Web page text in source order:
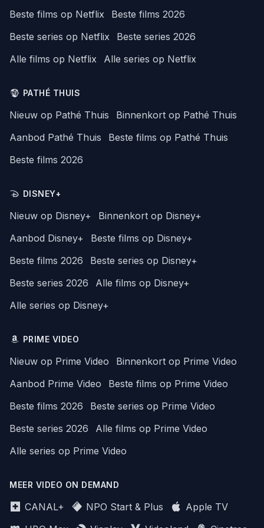
Beste films op Netflix
Beste films 2026
Beste series op Netflix
Beste series 2026
Alle films op Netflix
Alle series op Netflix
PATHÉ THUIS
Nieuw op Pathé Thuis
Binnenkort op Pathé Thuis
Aanbod Pathé Thuis
Beste films op Pathé Thuis
Beste films 2026
DISNEY+
Nieuw op Disney+
Binnenkort op Disney+
Aanbod Disney+
Beste films op Disney+
Beste films 2026
Beste series op Disney+
Beste series 2026
Alle films op Disney+
Alle series op Disney+
PRIME VIDEO
Nieuw op Prime Video
Binnenkort op Prime Video
Aanbod Prime Video
Beste films op Prime Video
Beste films 2026
Beste series op Prime Video
Beste series 2026
Alle films op Prime Video
Alle series op Prime Video
MEER VIDEO ON DEMAND
CANAL+ NPO Start & Plus
Apple TV